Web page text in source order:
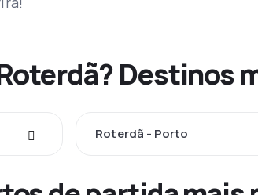
Destinos
Roterdã - Porto